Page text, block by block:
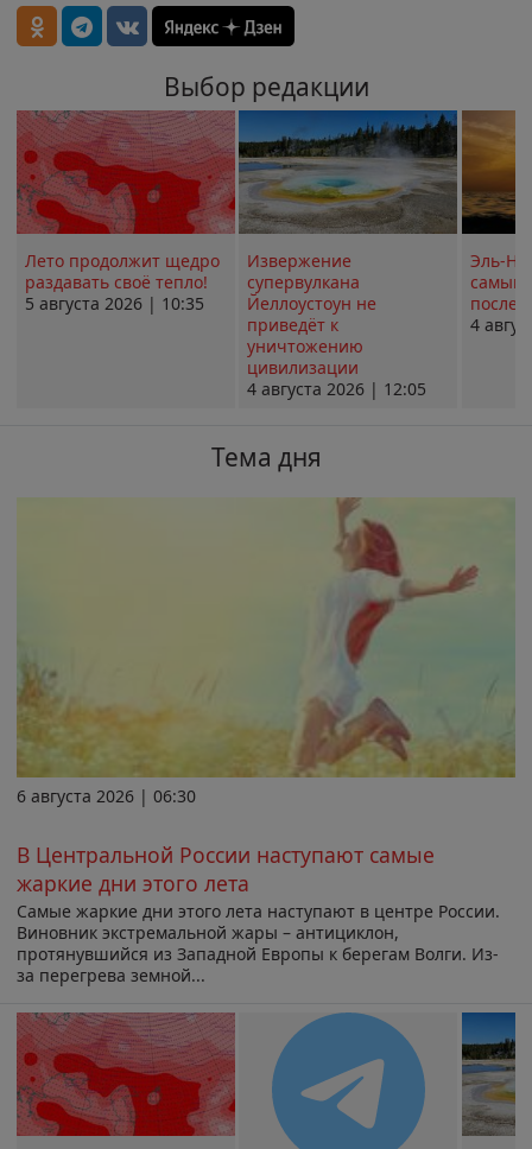
Выбор редакции
Лето продолжит щедро
раздавать своё тепло!
5 августа 2026 | 10:35
Извержение
супервулкана
Йеллоустоун не
приведёт к
уничтожению
цивилизации
4 августа 2026 | 12:05
Эль-
самым
4
Тема дня
6 августа 2026 | 06:30
В Центральной России наступают самые
жаркие дни этого лета
Самые жаркие дни этого лета наступают в центре России.
Виновник экстремальной жары – антициклон,
протянувшийся из Западной Европы к берегам Волги. Из-
за перегрева земной...